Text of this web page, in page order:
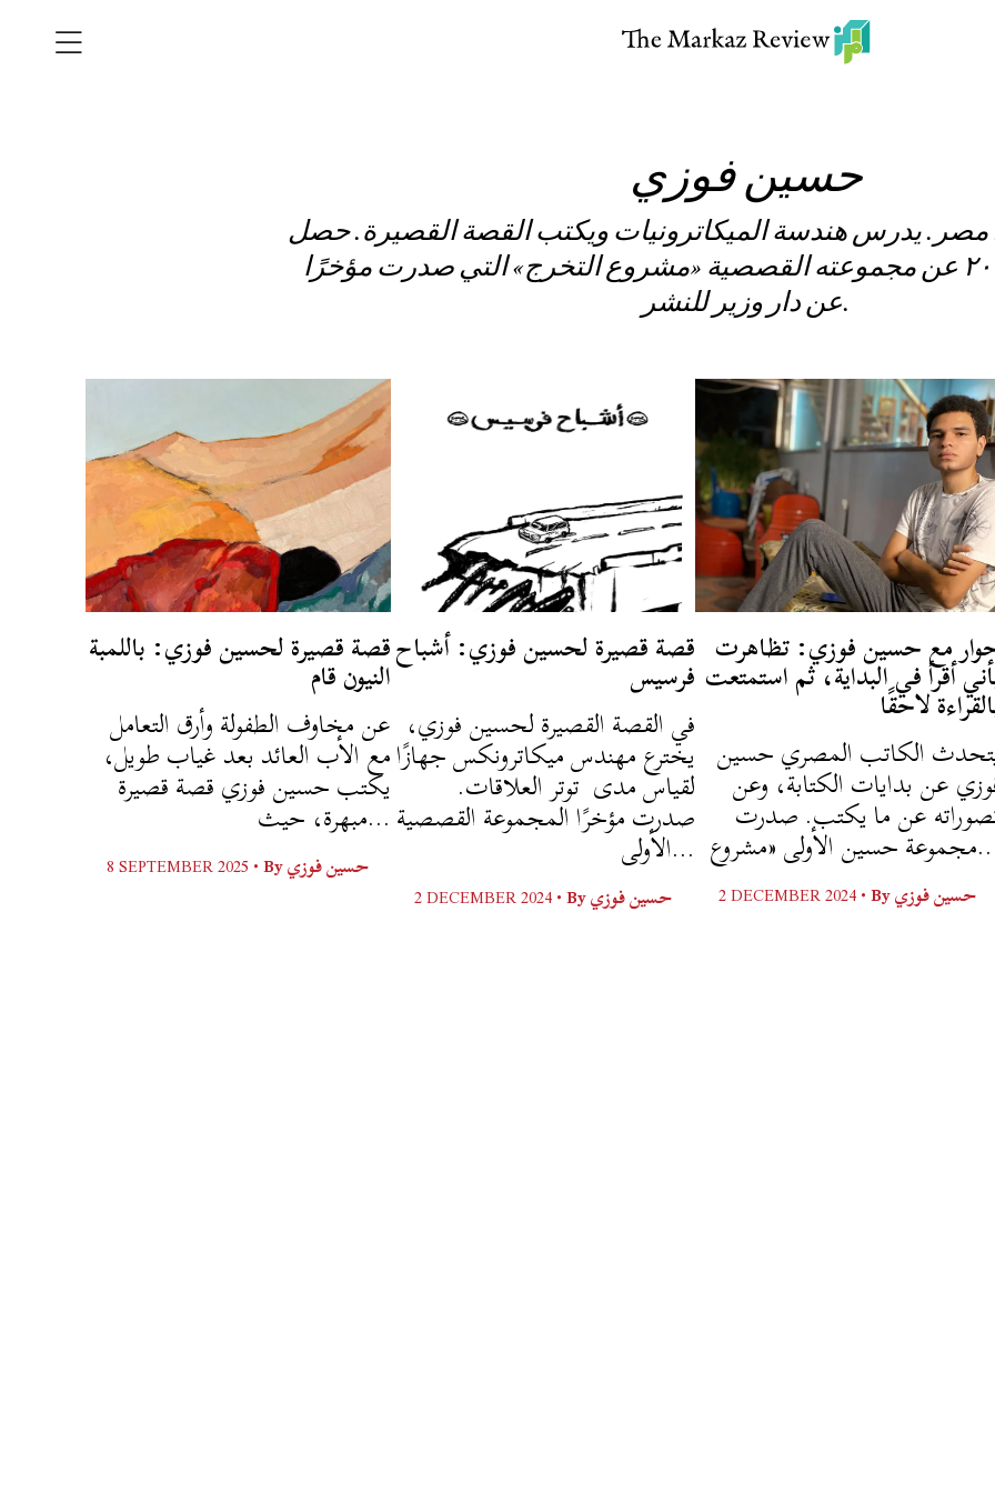
حسين فوزي
٢٠٠١ في مصر. يدرس هندسة الميكاترونيات ويكتب القصة القصيرة. حصل
على منحة آفاق ٢٠٢٣ عن مجموعته القصصية «مشروع التخرج» التي صدرت مؤخرًا
عن دار وزير للنشر.
قصة قصيرة لحسين فوزي: باللمبة
النيون قام
عن مخاوف الطفولة وأرق التعامل
مع الأب العائد بعد غياب طويل،
يكتب حسين فوزي قصة قصيرة
مبهرة، حيث...
8 SEPTEMBER 2025 •Byحسين فوزي
قصة قصيرة لحسين فوزي: أشباح
فرسيس
في القصة القصيرة لحسين فوزي،
يخترع مهندس ميكاترونكس جهازًا
لقياس مدى توتر العلاقات.
صدرت مؤخرًا المجموعة القصصية
الأولى...
2 DECEMBER 2024 •Byحسين فوزي
مع حسين فوزي: تظاهرت
أقرأ في البداية، ثم استمتعت
لاحقًا
الكاتب المصري حسين
عن بدايات الكتابة، وعن
عن ما يكتب. صدرت
«مشروع...
2 DECEMBER 2024 •Byحسين فوزي